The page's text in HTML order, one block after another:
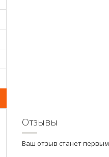
Отзывы
Ваш отзыв станет первым